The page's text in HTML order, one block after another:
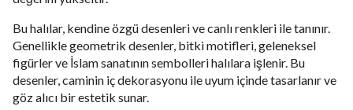
Bu halılar, kendine özgü desenleri ve canlı renkleri ile tanınır.
Genellikle geometrik desenler, bitki motifleri, geleneksel
figürler ve İslam sanatının sembolleri halılara işlenir. Bu
desenler, caminin iç dekorasyonu ile uyum içinde tasarlanır ve
göz alıcı bir estetik sunar.